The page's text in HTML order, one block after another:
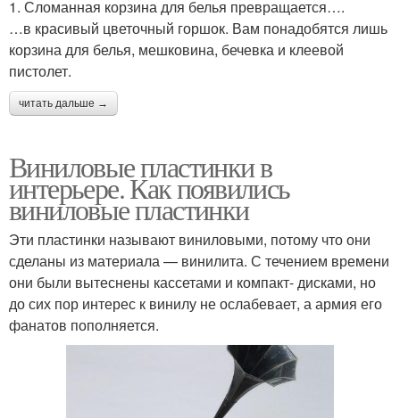
1. Сломанная корзина для белья превращается….
…в красивый цветочный горшок. Вам понадобятся лишь
корзина для белья, мешковина, бечевка и клеевой
пистолет.
читать дальше →
Виниловые пластинки в
интерьере. Как появились
виниловые пластинки
Эти пластинки называют виниловыми, потому что они
сделаны из материала — винилита. С течением времени
они были вытеснены кассетами и компакт- дисками, но
до сих пор интерес к винилу не ослабевает, а армия его
фанатов пополняется.